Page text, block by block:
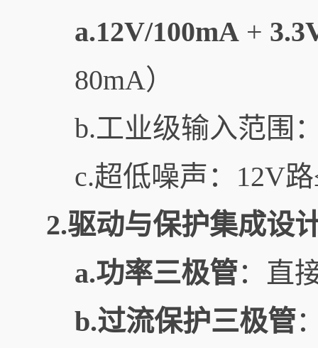
a.12V/100mA +
80mA）
b.工业级输入范围
c.超低噪声：12V
2.驱动与保护集成设
a.功率三极管：直
b.过流保护三极管